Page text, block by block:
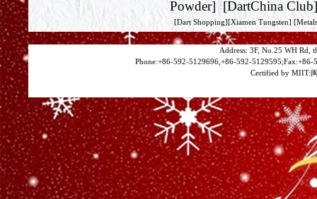
Powder] [DartChina Club
[Dart Shopping][Xiamen Tungsten]
Address: 3F, No.25 WH Rd,
Phone:+86-592-5129696,+86-592-
Certified by MIIT: